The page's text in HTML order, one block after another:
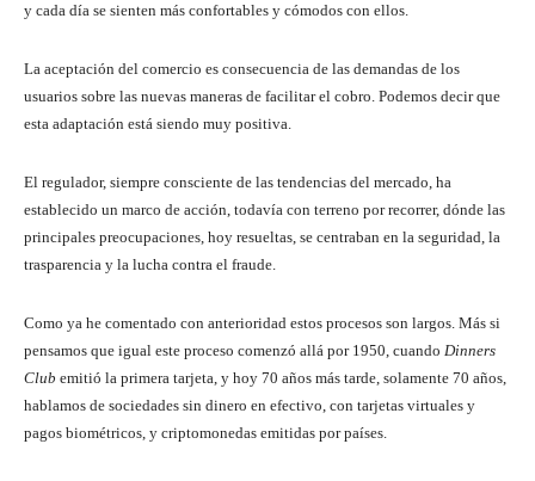
y cada día se sienten más confortables y cómodos con ellos.
La aceptación del comercio es consecuencia de las demandas de los
usuarios sobre las nuevas maneras de facilitar el cobro. Podemos decir que
esta adaptación está siendo muy positiva.
El regulador, siempre consciente de las tendencias del mercado, ha
establecido un marco de acción, todavía con terreno por recorrer, dónde las
principales preocupaciones, hoy resueltas, se centraban en la seguridad, la
trasparencia y la lucha contra el fraude.
Como ya he comentado con anterioridad estos procesos son largos. Más si
pensamos que igual este proceso comenzó allá por 1950, cuando Dinners
Club emitió la primera tarjeta, y hoy 70 años más tarde, solamente 70 años,
hablamos de sociedades sin dinero en efectivo, con tarjetas virtuales y
pagos biométricos, y criptomonedas emitidas por países.